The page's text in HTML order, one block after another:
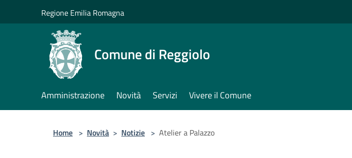
Regione Emilia Romagna
Comune di Reggiolo
Amministrazione Novità Servizi Vivere il Comune
Home > Novità > Notizie > Atelier a Palazzo